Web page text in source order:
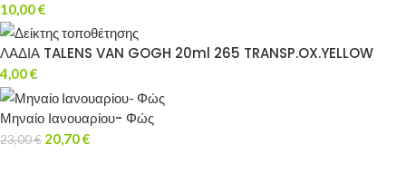
10,00€
ΛΑΔΙΑ TALENS VAN GOGH 20ml 265 TRANSP.OX.YELLOW
4,00€
Μηναίο Ιανουαρίου- Φώς
23,00€ 20,70€